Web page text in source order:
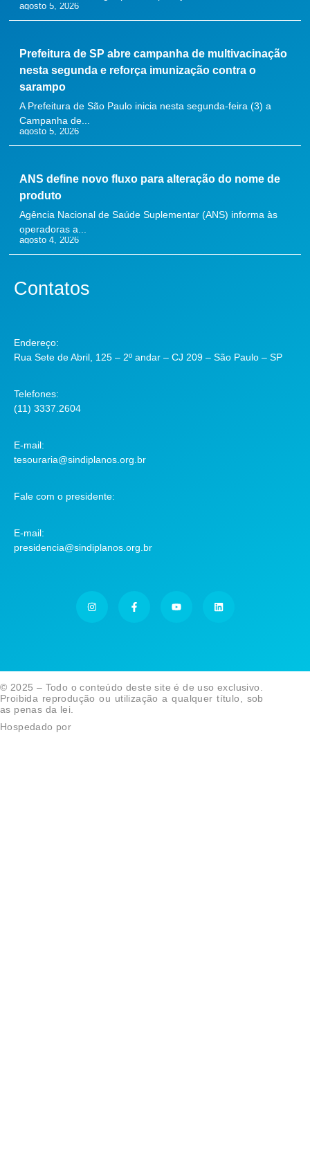
agosto 5, 2026
Prefeitura de SP abre campanha de multivacinação
nesta segunda e reforça imunização contra o
sarampo
A Prefeitura de São Paulo inicia nesta segunda-feira (3) a
Campanha de...
agosto 5, 2026
ANS define novo fluxo para alteração do nome de
produto
Agência Nacional de Saúde Suplementar (ANS) informa às
operadoras a...
agosto 4, 2026
Contatos
Endereço:
Rua Sete de Abril, 125 – 2º andar – CJ 209 – São Paulo – SP
Telefones:
(11) 3337.2604
E-mail:
tesouraria@sindiplanos.org.br
Fale com o presidente:
E-mail:
presidencia@sindiplanos.org.br
© 2025 – Todo o conteúdo deste site é de uso exclusivo.
Proibida reprodução ou utilização a qualquer título, sob
as penas da lei.
Hospedado por